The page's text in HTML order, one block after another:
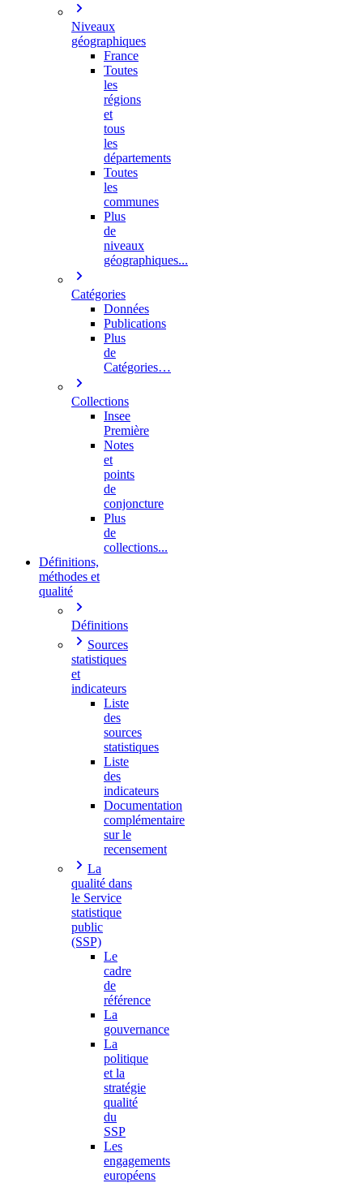
Niveaux
géographiques
France
Toutes
les
régions
et
tous
les
départements
Toutes
les
communes
Plus
de
niveaux
géographiques...
Catégories
Données
Publications
Plus
de
Catégories…
Collections
Insee
Première
Notes
et
points
de
conjoncture
Plus
de
collections...
Définitions,
méthodes et
qualité
Définitions
Sources
statistiques
et
indicateurs
Liste
des
sources
statistiques
Liste
des
indicateurs
Documentation
complémentaire
sur le
recensement
La
qualité dans
le Service
statistique
public
(SSP)
Le
cadre
de
référence
La
gouvernance
La
politique
et la
stratégie
qualité
du
SSP
Les
engagements
européens